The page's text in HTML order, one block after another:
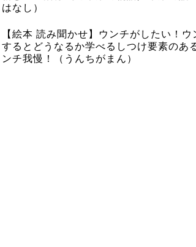
はなし）
【絵本 読み聞かせ】ウンチがしたい！
するとどうなるか学べるしつけ要素のあ
ンチ我慢！（うんちがまん）